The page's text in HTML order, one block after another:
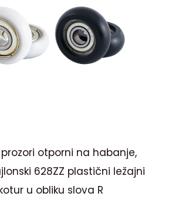
otporni na habanje,
628ZZ plastični ležajni
u obliku slova R